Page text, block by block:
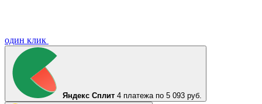
один клик
Яндекс Сплит 4 платежа по 5 093 руб.